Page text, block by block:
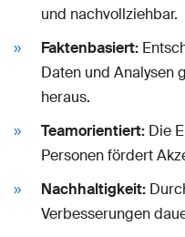
und nachvollziehbar.
Faktenbasiert:
Daten und Analysen
heraus.
Teamorientiert: Die
Personen fördert
Nachhaltigkeit:
Verbesserungen